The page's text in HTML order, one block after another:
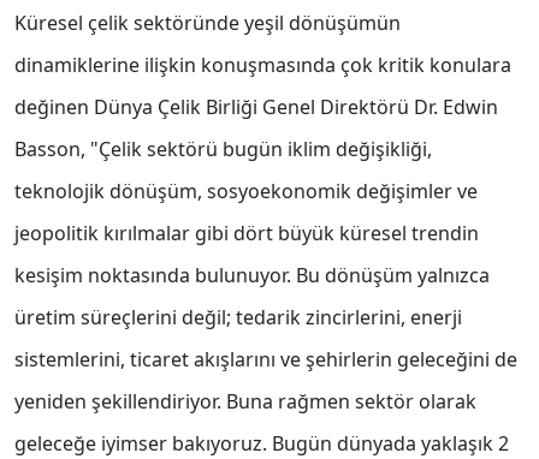
Küresel çelik sektöründe yeşil dönüşümün
dinamiklerine ilişkin konuşmasında çok kritik konulara
değinen Dünya Çelik Birliği Genel Direktörü Dr. Edwin
Basson, "Çelik sektörü bugün iklim değişikliği,
teknolojik dönüşüm, sosyoekonomik değişimler ve
jeopolitik kırılmalar gibi dört büyük küresel trendin
kesişim noktasında bulunuyor. Bu dönüşüm yalnızca
üretim süreçlerini değil; tedarik zincirlerini, enerji
sistemlerini, ticaret akışlarını ve şehirlerin geleceğini de
yeniden şekillendiriyor. Buna rağmen sektör olarak
geleceğe iyimser bakıyoruz. Bugün dünyada yaklaşık 2